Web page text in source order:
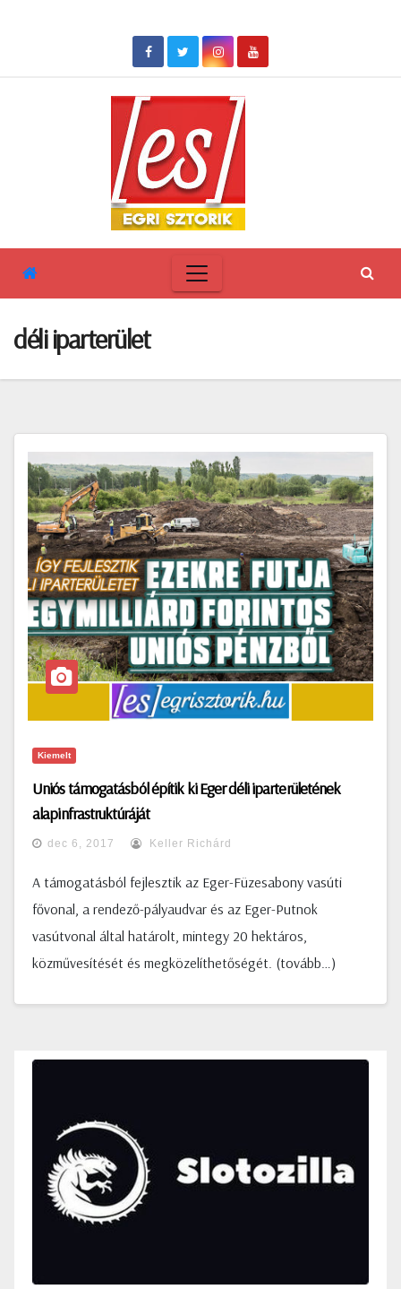
déli iparterület
Kiemelt
Uniós támogatásból építik ki Eger déli iparterületének
alapinfrastruktúráját
dec 6, 2017 Keller Richárd
A támogatásból fejlesztik az Eger-Füzesabony vasúti
fővonal, a rendező-pályaudvar és az Eger-Putnok
vasútvonal által határolt, mintegy 20 hektáros,
közművesítését és megközelíthetőségét. (tovább…)